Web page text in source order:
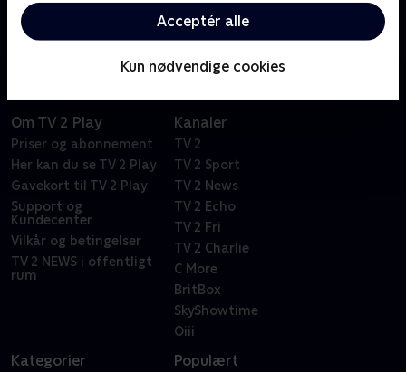
Acceptér alle
Kun nødvendige cookies
og viser, hvordan julen kan blive personlig og varm -
uden at koste for meget.
Om TV 2 Play
Priser og abonnement
Her kan du se TV 2 Play
Gavekort til TV 2 Play
Support og
Kundecenter
Vilkår og betingelser
TV 2 NEWS i offentligt
rum
Kanaler
TV 2
TV 2 Sport
TV 2 News
TV 2 Echo
TV 2 Fri
TV 2 Charlie
C More
BritBox
SkyShowtime
Oiii
Kategorier Populært